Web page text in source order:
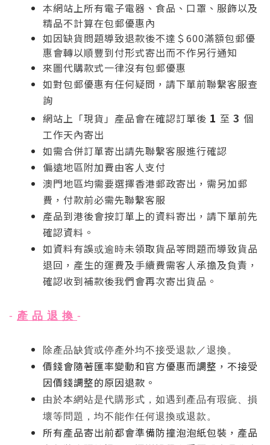
本網站上所有電子電器、食品、口罩 、服飾以及
精品不計算在包郵優惠內
如因缺貨問題導致退款後不達＄600滿額包郵優
惠會轉以順豐到付形式寄出而不作另行通知
來圖代購款式一律沒有包郵優惠
如對包郵優惠有任何疑問，請下單前聯繫客服查
詢
網站上「現貨」產品會在確認訂單後 1 至 3 個
工作天內寄出
如需合併訂單寄出請先聯繫客服進行確認
偏遠地區附加費由客人支付
澳門地區均需要選擇香港郵政寄出，需另加郵
費，付款前必需先聯繫客服
產品到港後會按訂單上的資料寄出，請下單前先
確認資料。
如資料有誤或逾時未領取貨品等問題而導致貨品
退回，產生的運費及手續費需客人承擔及負責，
確認收到補款後我們會再次寄出貨品。
- 產 品 退 換 -
除產品缺貨或停產外均不接受退款／退換。
價錢會隨著匯率變動和官方優惠而調整，不接受
因價錢調整的原因退款。
由於本網站是代購形式，如遇到產品有瑕疵、損
壞等問題，均不能作任何退換或退款。
所有產品寄出前都會準備防撞泡泡紙包裝， 產品